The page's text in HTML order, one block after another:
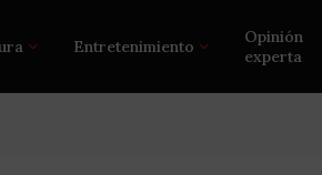
Entretenimiento
Opinión
experta